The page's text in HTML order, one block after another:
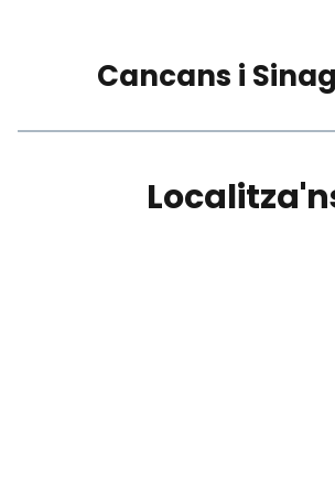
Cancans i